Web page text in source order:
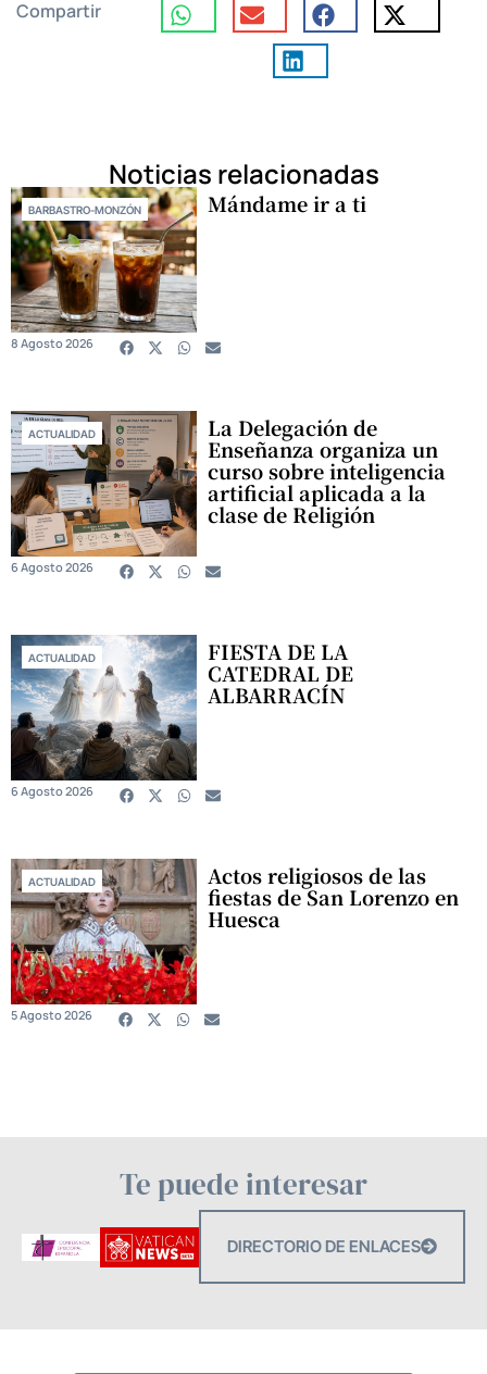
Compartir
Noticias relacionadas
BARBASTRO-MONZÓN Mándame ir a ti
8 Agosto 2026
ACTUALIDAD La Delegación de
Enseñanza organiza un
curso sobre inteligencia
artificial aplicada a la
clase de Religión
6 Agosto 2026
ACTUALIDAD FIESTA DE LA
CATEDRAL DE
ALBARRACÍN
6 Agosto 2026
ACTUALIDAD Actos religiosos de las
fiestas de San Lorenzo en
Huesca
5 Agosto 2026
Te puede interesar
DIRECTORIO DE ENLACES